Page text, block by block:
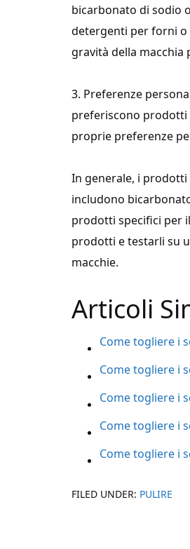
bicarbonato di sodio
detergenti per forni o
gravità della
3. Preferenze
preferiscono prodotti
proprie preferenze
In generale, i
includono
prodotti specifici per
prodotti e testarli su
macchie.
Articoli
Come togliere i
Come togliere i
Come togliere i
Come togliere i
Come togliere i
FILED UNDER: PULIRE